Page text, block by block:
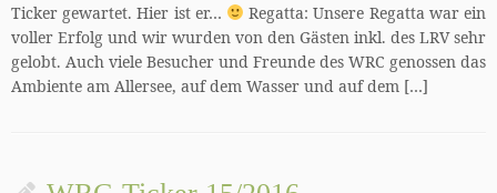
Ticker gewartet. Hier ist er…
Regatta: Unsere Regatta war ein
voller Erfolg und wir wurden von den Gästen inkl. des LRV sehr
gelobt. Auch viele Besucher und Freunde des WRC genossen das
Ambiente am Allersee, auf dem Wasser und auf dem […]